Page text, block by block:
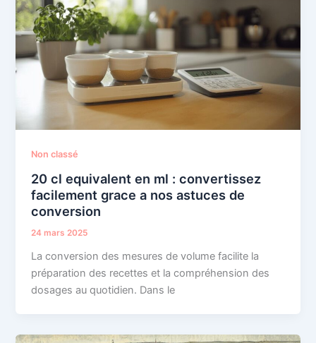
Non classé
20 cl equivalent en ml : convertissez
facilement grace a nos astuces de
conversion
24 mars 2025
La conversion des mesures de volume facilite la
préparation des recettes et la compréhension des
dosages au quotidien. Dans le